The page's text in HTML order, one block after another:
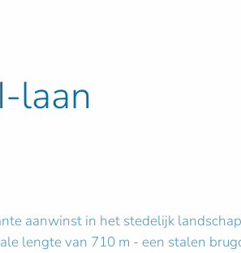
laan
aanwinst in het stedelijk
lengte van 710 m - een stalen